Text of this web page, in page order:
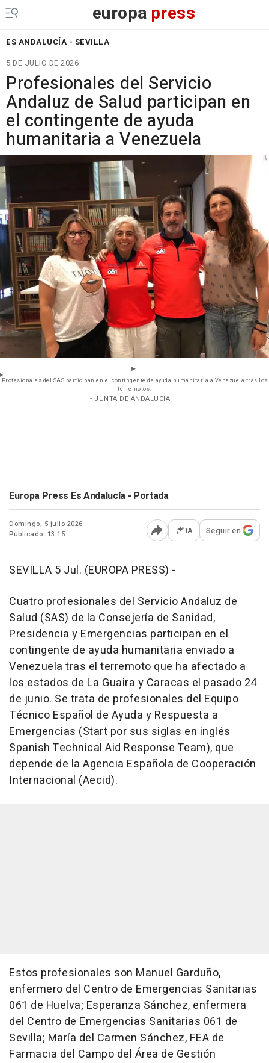
europa press
ES ANDALUCÍA - SEVILLA
5 DE JULIO DE 2026
Profesionales del Servicio
Andaluz de Salud participan en
el contingente de ayuda
humanitaria a Venezuela
Profesionales del SAS participan en el contingente de ayuda humanitaria a Venezuela tras los
terremotos.
- JUNTA DE ANDALUCIA
Europa Press Es Andalucía - Portada
Domingo, 5 julio 2026
Publicado: 13:15
Abrir opciones para
IA Seguir en
SEVILLA 5 Jul. (EUROPA PRESS) -
Cuatro profesionales del Servicio Andaluz de
Salud (SAS) de la Consejería de Sanidad,
Presidencia y Emergencias participan en el
contingente de ayuda humanitaria enviado a
Venezuela tras el terremoto que ha afectado a
los estados de La Guaira y Caracas el pasado 24
de junio. Se trata de profesionales del Equipo
Técnico Español de Ayuda y Respuesta a
Emergencias (Start por sus siglas en inglés
Spanish Technical Aid Response Team), que
depende de la Agencia Española de Cooperación
Internacional (Aecid).
Estos profesionales son Manuel Garduño,
enfermero del Centro de Emergencias Sanitarias
061 de Huelva; Esperanza Sánchez, enfermera
del Centro de Emergencias Sanitarias 061 de
Sevilla; María del Carmen Sánchez, FEA de
Farmacia del Campo del Área de Gestión